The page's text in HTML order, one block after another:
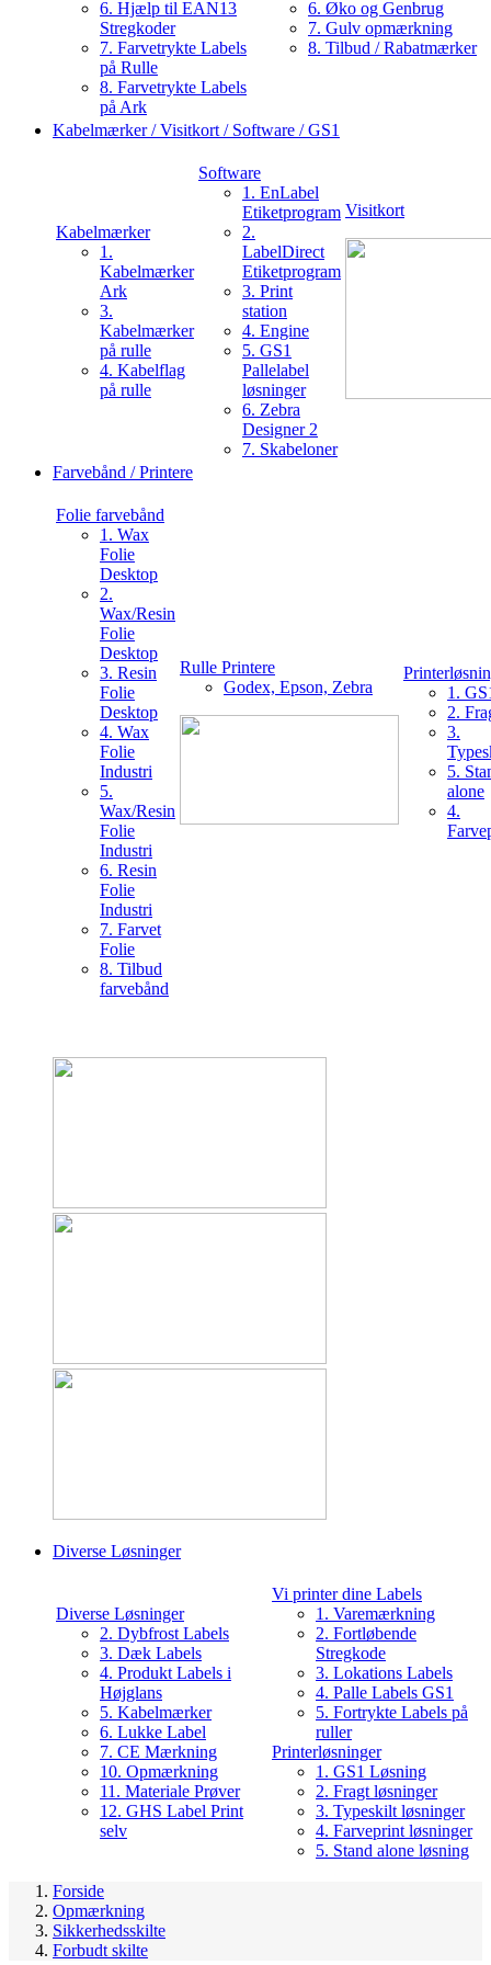
6. Hjælp til EAN13
Stregkoder
7. Farvetrykte Labels
på Rulle
8. Farvetrykte Labels
på Ark
6. Øko og Genbrug
7. Gulv opmærkning
8. Tilbud / Rabatmærker
Kabelmærker / Visitkort / Software / GS1
Kabelmærker
1.
Kabelmærker
Ark
3.
Kabelmærker
på rulle
4. Kabelflag
på rulle
Software
1. EnLabel
Etiketprogram
2.
LabelDirect
Etiketprogram
3. Print
station
4. Engine
5. GS1
Pallelabel
løsninger
6. Zebra
Designer 2
7. Skabeloner
Visitkort
Farvebånd / Printere
Folie farvebånd
1. Wax
Folie
Desktop
2.
Wax/Resin
Folie
Desktop
3. Resin
Folie
Desktop
4. Wax
Folie
Industri
5.
Wax/Resin
Folie
Industri
6. Resin
Folie
Industri
7. Farvet
Folie
8. Tilbud
farvebånd
Rulle Printere
Godex, Epson, Zebra
1.
2.
3.
5.
alone
4.
Diverse Løsninger
Diverse Løsninger
2. Dybfrost Labels
3. Dæk Labels
4. Produkt Labels i
Højglans
5. Kabelmærker
6. Lukke Label
7. CE Mærkning
10. Opmærkning
11. Materiale Prøver
12. GHS Label Print
selv
Vi printer dine Labels
1. Varemærkning
2. Fortløbende
Stregkode
3. Lokations Labels
4. Palle Labels GS1
5. Fortrykte Labels på
ruller
Printerløsninger
1. GS1 Løsning
2. Fragt løsninger
3. Typeskilt løsninger
4. Farveprint løsninger
5. Stand alone løsning
Forside
Opmærkning
Sikkerhedsskilte
Forbudt skilte